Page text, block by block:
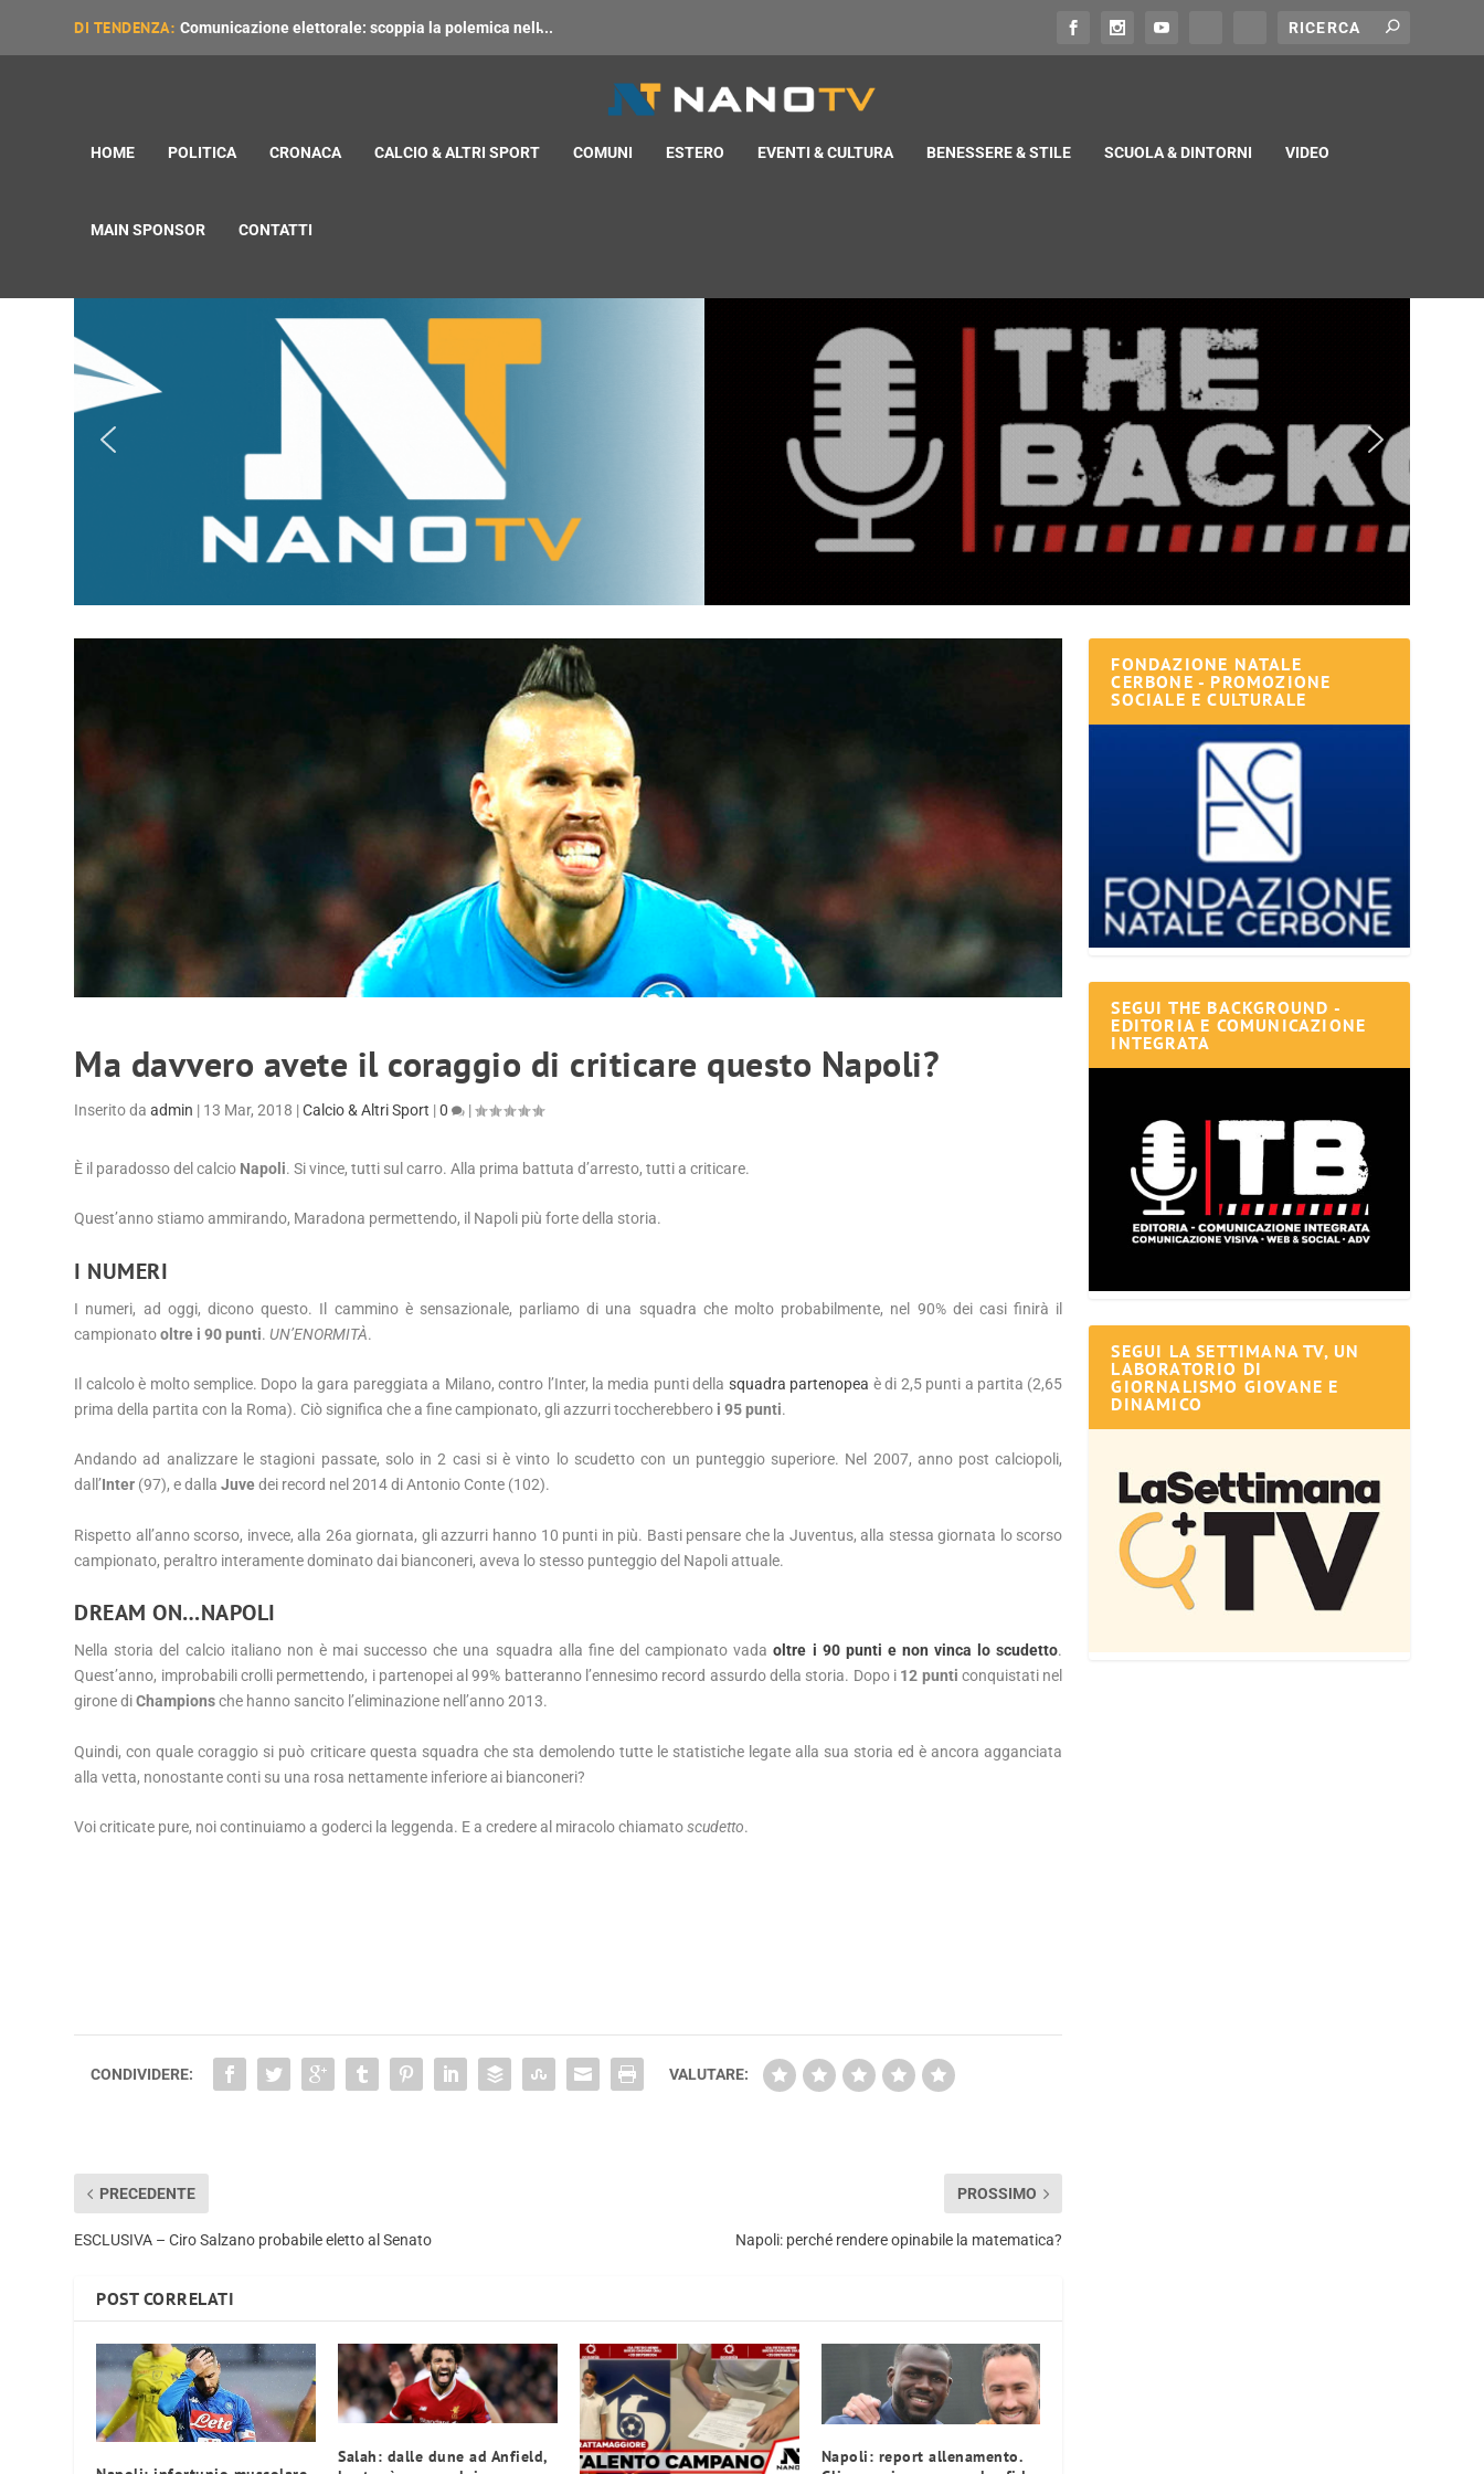
DI TENDENZA: Comunicazione elettorale: scoppia la polemica nell̵...
HOME POLITICA CRONACA CALCIO & ALTRI SPORT COMUNI ESTERO EVENTI & CULTURA BENESSERE & STILE SCUOLA & DINTORNI VIDEO
MAIN SPONSOR CONTATTI
Ma davvero avete il coraggio di criticare questo Napoli?
Inserito daadmin | 13 Mar, 2018 |Calcio & Altri Sport |0 |
È il paradosso del calcio Napoli. Si vince, tutti sul carro. Alla prima battuta d’arresto, tutti a criticare.
Quest’anno stiamo ammirando, Maradona permettendo, il Napoli più forte della storia.
I NUMERI
I numeri, ad oggi, dicono questo. Il cammino è sensazionale, parliamo di una squadra che molto probabilmente, nel 90% dei casi finirà il
campionatooltre i 90 punti.UN’ENORMITÀ.
Il calcolo è molto semplice. Dopo la gara pareggiata a Milano, contro l’Inter, la media punti della squadra partenopea è di 2,5 punti a partita (2,65
prima della partita con la Roma). Ciò significa che a fine campionato, gli azzurri toccherebbero i 95 punti.
Andando ad analizzare le stagioni passate, solo in 2 casi si è vinto lo scudetto con un punteggio superiore. Nel 2007, anno post calciopoli,
dall’Inter (97), e dallaJuvedei record nel 2014 di Antonio Conte (102).
Rispetto all’anno scorso, invece, alla 26a giornata, gli azzurri hanno 10 punti in più. Basti pensare che la Juventus, alla stessa giornata lo scorso
campionato, peraltro interamente dominato dai bianconeri, aveva lo stesso punteggio del Napoli attuale.
DREAM ON…NAPOLI
Nella storia del calcio italiano non è mai successo che una squadra alla fine del campionato vadaoltre i 90 punti e non vinca lo scudetto.
Quest’anno, improbabili crolli permettendo, i partenopei al 99% batteranno l’ennesimo record assurdo della storia. Dopo i 12 punti conquistati nel
girone diChampionsche hanno sancito l’eliminazione nell’anno 2013.
Quindi, con quale coraggio si può criticare questa squadra che sta demolendo tutte le statistiche legate alla sua storia ed è ancora agganciata
alla vetta, nonostante conti su una rosa nettamente inferiore ai bianconeri?
Voi criticate pure, noi continuiamo a goderci la leggenda. E a credere al miracolo chiamatoscudetto.
CONDIVIDERE: VALUTARE:
PRECEDENTE
ESCLUSIVA – Ciro Salzano probabile eletto al Senato
PROSSIMO
Napoli: perché rendere opinabile la matematica?
POST CORRELATI
Salah: dalle dune ad Anfield,
Napoli: report allenamento.
FONDAZIONE NATALE
CERBONE - PROMOZIONE
SOCIALE E CULTURALE
SEGUI THE BACKGROUND -
EDITORIA E COMUNICAZIONE
INTEGRATA
SEGUI LA SETTIMANA TV, UN
LABORATORIO DI
GIORNALISMO GIOVANE E
DINAMICO